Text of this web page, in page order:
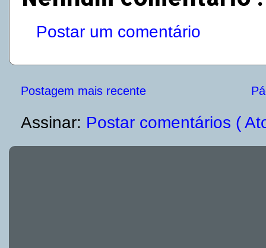
Postar um comentário
Postagem mais recente
Assinar: Postar comentários (